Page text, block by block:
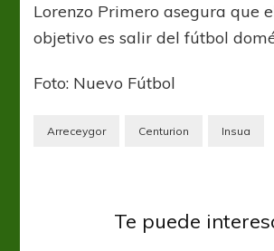
Lorenzo Primero asegura que
objetivo es salir del fútbol
Foto: Nuevo Fútbol
Arreceygor Centurion Insua
Te puede
San Lorenzo